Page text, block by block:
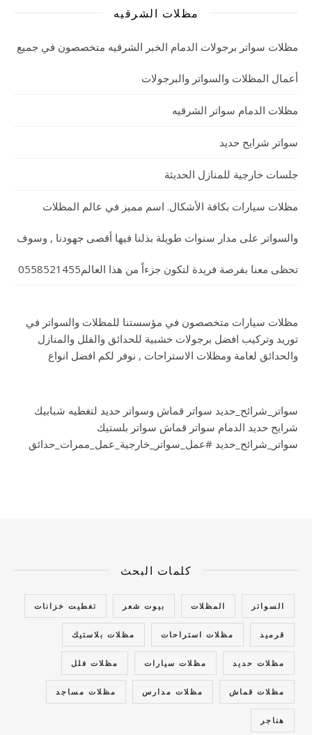
مظلات الشرقيه
مظلات سواتر برجولات الدمام الخبر الشرقيه متخصصون في جميع
أعمال المظلات والسواتر والبرجولات
مظلات الدمام سواتر الشرقيه
سواتر شرايح حديد
جلسات خارجية للمنازل الحديثة
مظلات سيارات بكافة الأشكال. اسم مميز في عالم المظلات
والسواتر على مدار سنوات طويلة بذلنا فيها أقصى جهودنا , وسوف
تحظى معنا بفرصة فريدة لتكون جزءاً من هذا العالم0558521455
مظلات سيارات متخصصون في مؤسستنا للمظلات والسواتر في
توريد وتركيب افضل برجولات خشبية للحدائق والفلل والمنازل
والحدائق لعامة ومظلات الاستراحات , نوفر لكم افضل انواع
سواتر_شرائح_حديد سواتر قماش وسواتر حديد لتغطيه شبابيك
شرايح حديد الدمام سواتر قماش سواتر بلستيك
سواتر_شرائح_حديد #عمل_سواتر_خارجية_عمل_ممرات_حدائق
كلمات البحث
السواتر المظلات بيوت شعر تغطيت خزانات
قرميد مظلات استراحات مظلات بلاستيك
مظلات حديد مظلات سيارات مظلات فلل
مظلات قماش مظلات مدارس مظلات مساجد
هناجر